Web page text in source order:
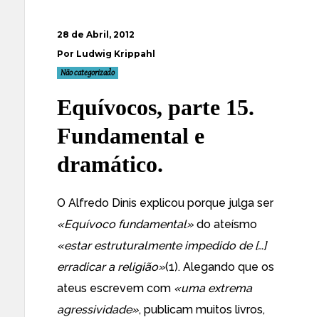
28 de Abril, 2012
Por Ludwig Krippahl
Não categorizado
Equívocos, parte 15.
Fundamental e
dramático.
O Alfredo Dinis explicou porque julga ser
«Equívoco fundamental» do ateísmo
«estar estruturalmente impedido de […]
erradicar a religião»(1). Alegando que os
ateus escrevem com «uma extrema
agressividade», publicam muitos livros,